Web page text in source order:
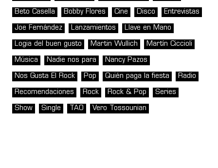
Beto Casella Bobby Flores Cine Disco Entrevistas
Joe Fernández Lanzamientos Llave en Mano
Logia del buen gusto Martin Wullich Martín Ciccioli
Música Nadie nos para Nancy Pazos
Nos Gusta El Rock Pop Quién paga la fiesta Radio
Recomendaciones Rock Rock & Pop Series
Show Single TAO Vero Tossounian